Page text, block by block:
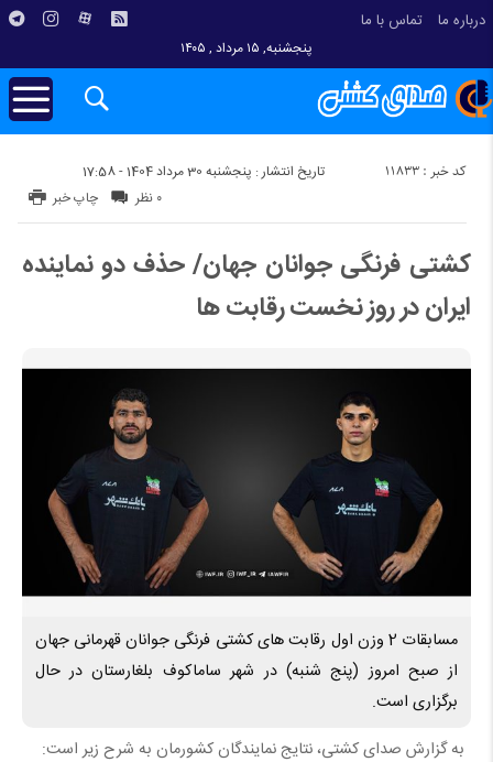
درباره ما تماس با ما
پنجشنبه, ۱۵ مرداد , ۱۴۰۵
تاریخ انتشار : پنجشنبه 30 مرداد 1404 - 17:58 کد خبر : 11833
چاپ خبر ۰ نظر
کشتی فرنگی جوانان جهان/ حذف دو نماینده
ایران در روز نخست رقابت ها
مسابقات 2 وزن اول رقابت های کشتی فرنگی جوانان قهرمانی جهان
از صبح امروز (پنج شنبه) در شهر ساماکوف بلغارستان در حال
برگزاری است.
به گزارش صدای کشتی، نتایج نمایندگان کشورمان به شرح زیر است: